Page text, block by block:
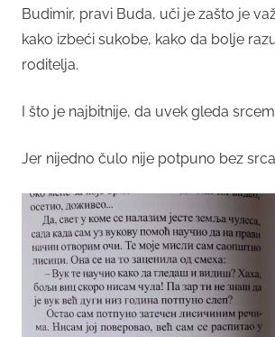
Budimir, pravi Buda, uči je zašto je
kako izbeći sukobe, kako da bolje
roditelja.
I što je najbitnije, da uvek gleda
Jer nijedno čulo nije potpuno bez